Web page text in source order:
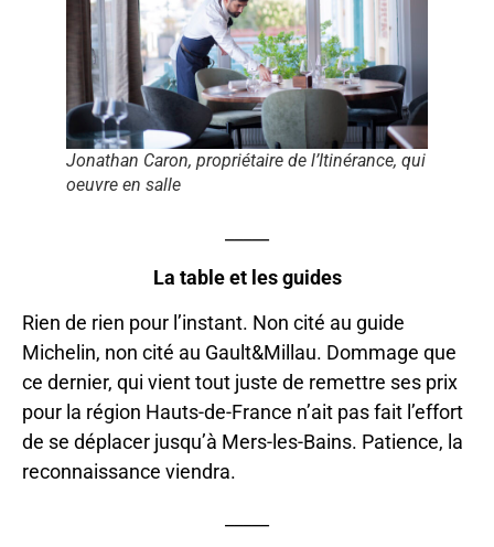
Jonathan Caron, propriétaire de l’Itinérance, qui
oeuvre en salle
La table et les guides
Rien de rien pour l’instant. Non cité au guide
Michelin, non cité au Gault&Millau. Dommage que
ce dernier, qui vient tout juste de remettre ses prix
pour la région Hauts-de-France n’ait pas fait l’effort
de se déplacer jusqu’à Mers-les-Bains. Patience, la
reconnaissance viendra.